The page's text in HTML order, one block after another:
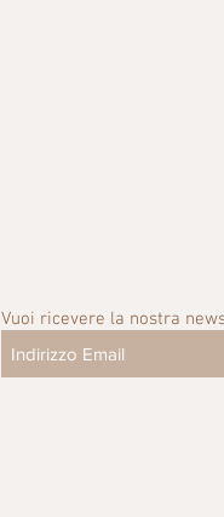
Vuoi ricevere la nostra